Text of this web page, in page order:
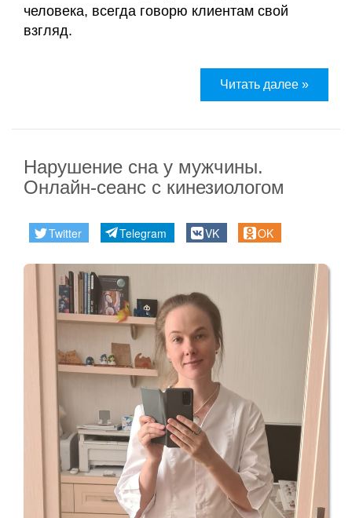
человека, всегда говорю клиентам свой
взгляд.
Читать далее »
Нарушение сна у мужчины.
Онлайн-сеанс с кинезиологом
Twitter Telegram VK OK